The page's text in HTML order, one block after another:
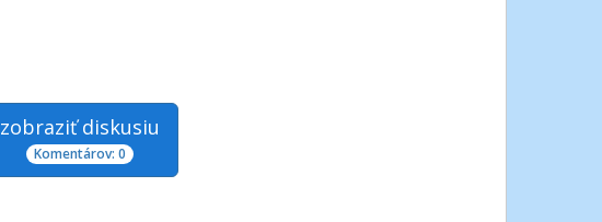
zobraziť diskusiu
Komentárov: 0